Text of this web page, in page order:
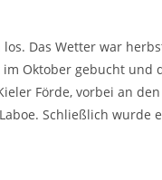
Das Wetter war
Oktober gebucht
Förde, vorbei an
Schließlich